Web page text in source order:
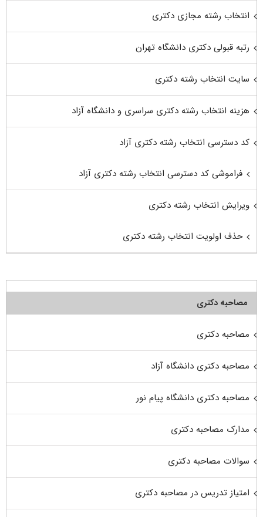
انتخاب رشته مجازی دکتری
رتبه قبولی دکتری دانشگاه تهران
سایت انتخاب رشته دکتری
هزینه انتخاب رشته دکتری سراسری و دانشگاه آزاد
کد دسترسی انتخاب رشته دکتری آزاد
فراموشی کد دسترسی انتخاب رشته دکتری آزاد
ویرایش انتخاب رشته دکتری
حذف اولویت انتخاب رشته دکتری
مصاحبه دکتری
مصاحبه دکتری
مصاحبه دکتری دانشگاه آزاد
مصاحبه دکتری دانشگاه پیام نور
مدارک مصاحبه دکتری
سوالات مصاحبه دکتری
امتیاز تدریس در مصاحبه دکتری